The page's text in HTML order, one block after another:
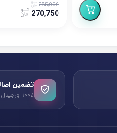
285,000
270,750
تضمین
۱۰۰٪ اورجینال